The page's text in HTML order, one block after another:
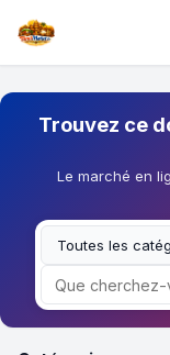
Trouvez ce
Le marché en